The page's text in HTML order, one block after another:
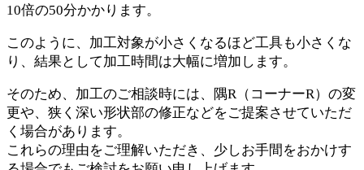
10倍の50分かかります。
このように、加工対象が小さくなるほど工具も小さくな
り、結果として加工時間は大幅に増加します。
そのため、加工のご相談時には、隅R（コーナーR）の変
更や、狭く深い形状部の修正などをご提案させていただ
く場合があります。
これらの理由をご理解いただき、少しお手間をおかけす